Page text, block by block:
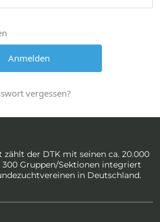
vergessen?
der DTK mit seinen ca. 20.000
Gruppen/Sektionen integriert
in Deutschland.